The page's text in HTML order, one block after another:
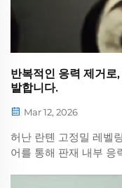
반복적인 응력 제거
발합니다.
Mar 12, 2026
허난 란톈 고정밀 레벨
어를 통해 판재 내부 응